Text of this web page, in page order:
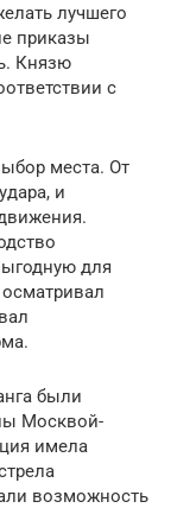
лучшего
приказы
Князю
с
места. От
и
для
были
Москвой-
имела
возможность